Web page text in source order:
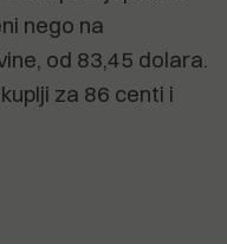
nego na
od 83,45 dolara.
za 86 centi i